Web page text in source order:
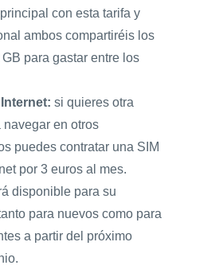
con esta tarifa y
ambos compartiréis los
para gastar entre los
si quieres otra
navegar en otros
puedes contratar una SIM
por 3 euros al mes.
disponible para su
para nuevos como para
a partir del próximo